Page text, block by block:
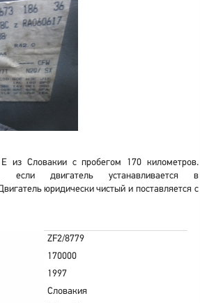
из Словакии с пробегом 170 километров.
двигатель устанавливается в
юридически чистый и поставляется с
ZF2/8779
170000
1997
Словакия